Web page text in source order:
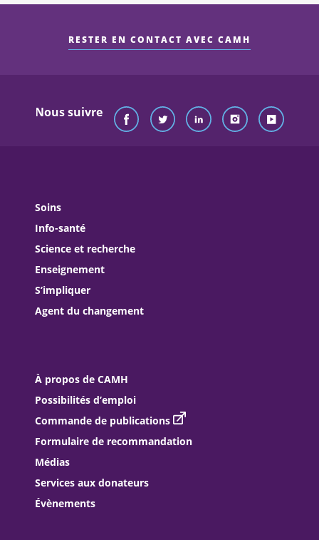
RESTER EN CONTACT AVEC CAMH
Nous suivre
Soins
Info-santé
Science et recherche
Enseignement
S’impliquer
Agent du changement
À propos de CAMH
Possibilités d’emploi
Commande de publications
Formulaire de recommandation
Médias
Services aux donateurs
Évènements